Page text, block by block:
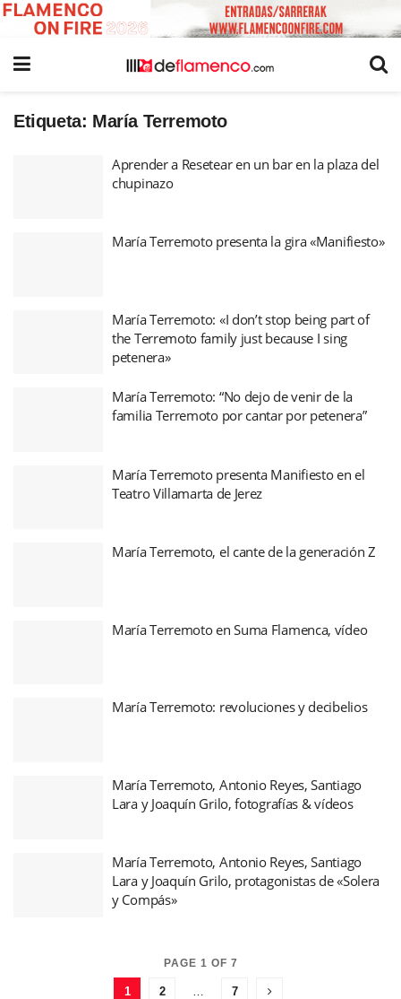
Etiqueta: María Terremoto
Aprender a Resetear en un bar en la plaza del
chupinazo
María Terremoto presenta la gira «Manifiesto»
María Terremoto: «I don’t stop being part of
the Terremoto family just because I sing
petenera»
María Terremoto: “No dejo de venir de la
familia Terremoto por cantar por petenera”
María Terremoto presenta Manifiesto en el
Teatro Villamarta de Jerez
María Terremoto, el cante de la generación Z
María Terremoto en Suma Flamenca, vídeo
María Terremoto: revoluciones y decibelios
María Terremoto, Antonio Reyes, Santiago
Lara y Joaquín Grilo, fotografías & vídeos
María Terremoto, Antonio Reyes, Santiago
Lara y Joaquín Grilo, protagonistas de «Solera
y Compás»
PAGE 1 OF 7
1 2 7